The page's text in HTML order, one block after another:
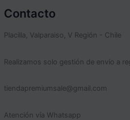
Contacto
Placilla, Valparaiso, V Región - Chile
Realizamos solo gestión de envío a
tiendapremiumsale@gmail.com
Atención vía Whatsapp